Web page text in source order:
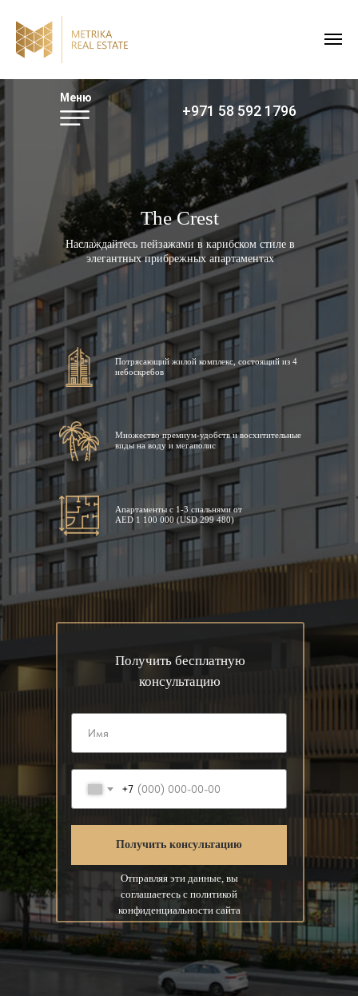
Меню
+971 58 592 1796
Получить бесплатную
консультацию
+7
Получить консультацию
Отправляя эти данные, вы
соглашаетесь с политикой
конфиденциальности сайта
The Crest
Множество премиум-удобств и восхитительные
виды на воду и мегаполис
Апартаменты с 1-3 спальнями от
AED 1 100 000 (USD 299 480)
Потрясающий жилой комплекс, состоящий из 4
небоскребов
Наслаждайтесь пейзажами в карибском стиле в
элегантных прибрежных апартаментах